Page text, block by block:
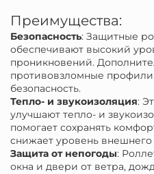
Преимущества:
Безопасность: Защитные
обеспечивают высокий
проникновений.
противовзломные
безопасность.
Тепло- и звукоизоляция:
улучшают тепло- и
помогает сохранять
снижает уровень
Защита от непогоды:
окна и двери от ветра,